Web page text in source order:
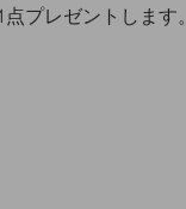
プレゼントします。